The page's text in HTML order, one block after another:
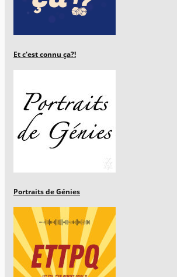
Et c'est connu ça?!
Portraits de Génies